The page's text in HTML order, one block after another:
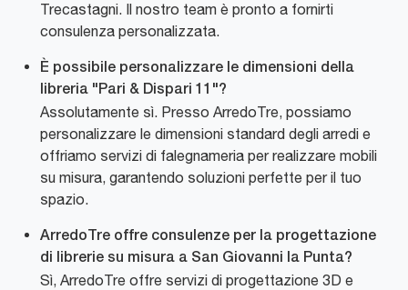
Trecastagni. Il nostro team è pronto a fornirti
consulenza personalizzata.
È possibile personalizzare le dimensioni della
libreria "Pari & Dispari 11"?
Assolutamente sì. Presso ArredoTre, possiamo
personalizzare le dimensioni standard degli arredi e
offriamo servizi di falegnameria per realizzare mobili
su misura, garantendo soluzioni perfette per il tuo
spazio.
ArredoTre offre consulenze per la progettazione
di librerie su misura a San Giovanni la Punta?
Sì, ArredoTre offre servizi di progettazione 3D e